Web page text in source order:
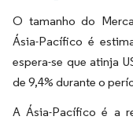
O tamanho do
Ásia-Pacífico é
espera-se que atinja
de 9,4% durante o
A Ásia-Pacífico é a